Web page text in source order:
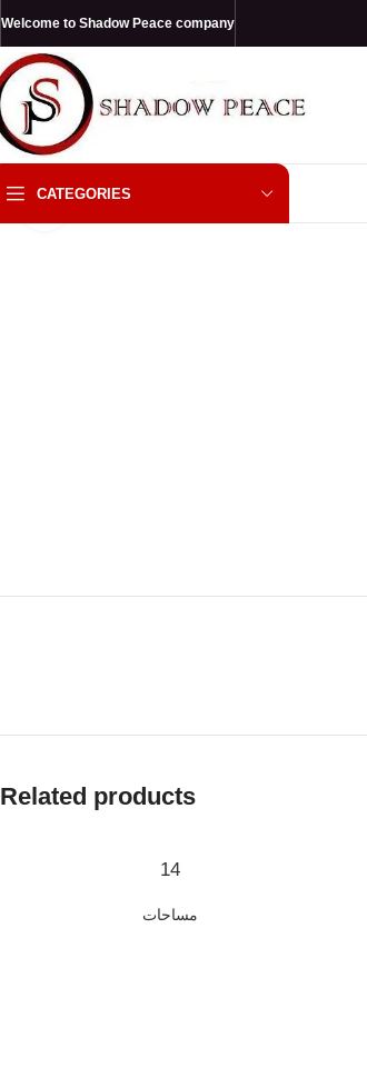
Welcome to Shadow Peace company
CATEGORIES
Click to enlarge
Related products
14
مساحات